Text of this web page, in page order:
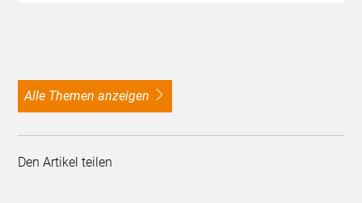
alle Themen anzeigen
Den Artikel teilen